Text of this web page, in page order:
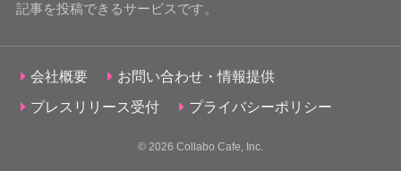
記事を投稿できるサービスです。
会社概要
お問い合わせ・情報提供
プレスリリース受付
プライバシーポリシー
© 2026 Collabo Cafe, Inc.